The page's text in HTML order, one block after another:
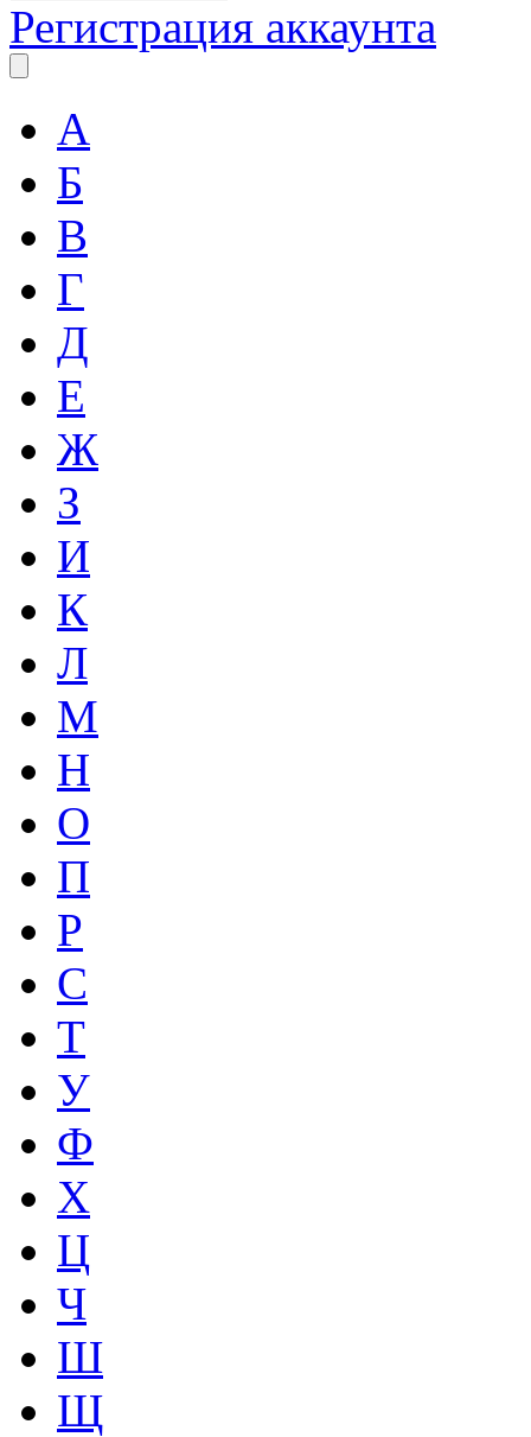
Регистрация аккаунта
А
Б
В
Г
Д
Е
Ж
З
И
К
Л
М
Н
О
П
Р
С
Т
У
Ф
Х
Ц
Ч
Ш
Щ